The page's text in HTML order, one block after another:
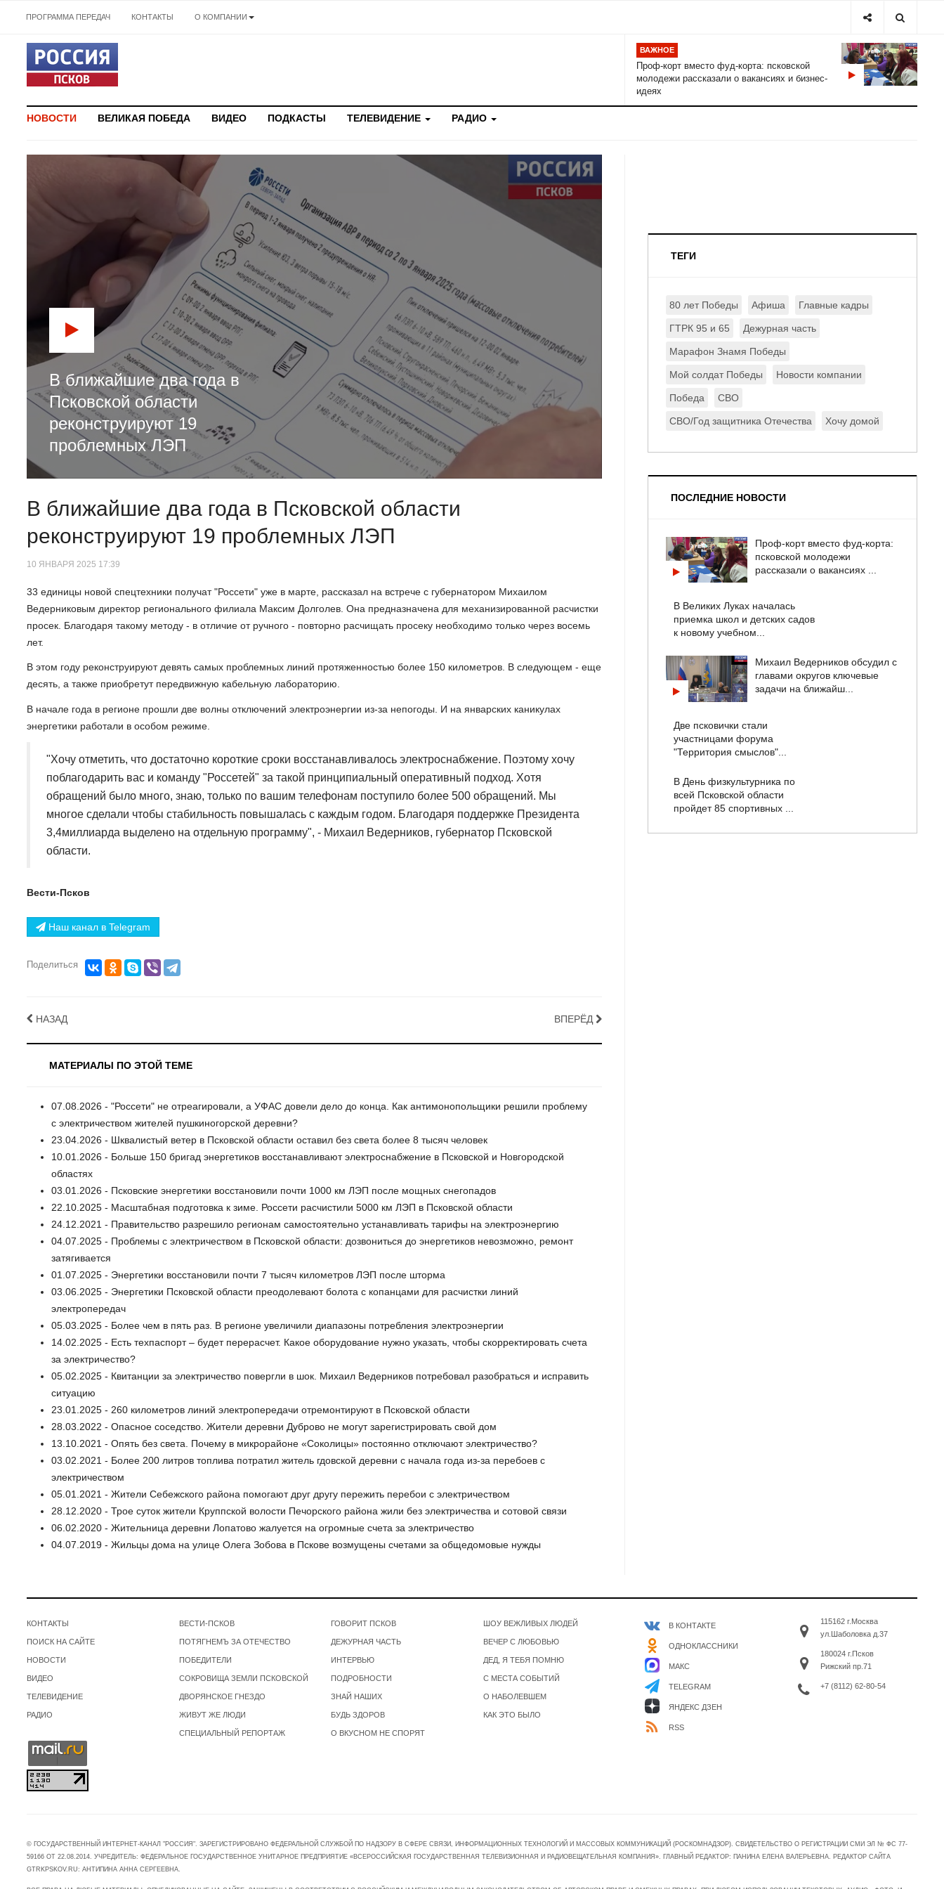
ПРОГРАММА ПЕРЕДАЧ КОНТАКТЫ О КОМПАНИИ
ВАЖНОЕ
Проф-корт вместо фуд-корта: псковской
молодежи рассказали о вакансиях и бизнес-
идеях
НОВОСТИ ВЕЛИКАЯ ПОБЕДА ВИДЕО ПОДКАСТЫ ТЕЛЕВИДЕНИЕ РАДИО
В ближайшие два года в
Псковской области
реконструируют 19
проблемных ЛЭП
В ближайшие два года в Псковской области
реконструируют 19 проблемных ЛЭП
10 ЯНВАРЯ 2025 17:39
33 единицы новой спецтехники получат "Россети" уже в марте, рассказал на встрече с губернатором Михаилом
Ведерниковым директор регионального филиала Максим Долголев. Она предназначена для механизированной расчистки
просек. Благодаря такому методу - в отличие от ручного - повторно расчищать просеку необходимо только через восемь
лет.
В этом году реконструируют девять самых проблемных линий протяженностью более 150 километров. В следующем - еще
десять, а также приобретут передвижную кабельную лабораторию.
В начале года в регионе прошли две волны отключений электроэнергии из-за непогоды. И на январских каникулах
энергетики работали в особом режиме.
"Хочу отметить, что достаточно короткие сроки восстанавливалось электроснабжение. Поэтому хочу
поблагодарить вас и команду "Россетей" за такой принципиальный оперативный подход. Хотя
обращений было много, знаю, только по вашим телефонам поступило более 500 обращений. Мы
многое сделали чтобы стабильность повышалась с каждым годом. Благодаря поддержке Президента
3,4миллиарда выделено на отдельную программу", - Михаил Ведерников, губернатор Псковской
области.
Вести-Псков
Наш канал в Telegram
Поделиться
НАЗАД ВПЕРЁД
МАТЕРИАЛЫ ПО ЭТОЙ ТЕМЕ
07.08.2026 - "Россети" не отреагировали, а УФАС довели дело до конца. Как антимонопольщики решили проблему
с электричеством жителей пушкиногорской деревни?
23.04.2026 - Шквалистый ветер в Псковской области оставил без света более 8 тысяч человек
10.01.2026 - Больше 150 бригад энергетиков восстанавливают электроснабжение в Псковской и Новгородской
областях
03.01.2026 - Псковские энергетики восстановили почти 1000 км ЛЭП после мощных снегопадов
22.10.2025 - Масштабная подготовка к зиме. Россети расчистили 5000 км ЛЭП в Псковской области
24.12.2021 - Правительство разрешило регионам самостоятельно устанавливать тарифы на электроэнергию
04.07.2025 - Проблемы с электричеством в Псковской области: дозвониться до энергетиков невозможно, ремонт
затягивается
01.07.2025 - Энергетики восстановили почти 7 тысяч километров ЛЭП после шторма
03.06.2025 - Энергетики Псковской области преодолевают болота с копанцами для расчистки линий
электропередач
05.03.2025 - Более чем в пять раз. В регионе увеличили диапазоны потребления электроэнергии
14.02.2025 - Есть техпаспорт – будет перерасчет. Какое оборудование нужно указать, чтобы скорректировать счета
за электричество?
05.02.2025 - Квитанции за электричество повергли в шок. Михаил Ведерников потребовал разобраться и исправить
ситуацию
23.01.2025 - 260 километров линий электропередачи отремонтируют в Псковской области
28.03.2022 - Опасное соседство. Жители деревни Дуброво не могут зарегистрировать свой дом
13.10.2021 - Опять без света. Почему в микрорайоне «Соколицы» постоянно отключают электричество?
03.02.2021 - Более 200 литров топлива потратил житель гдовской деревни с начала года из-за перебоев с
электричеством
05.01.2021 - Жители Себежского района помогают друг другу пережить перебои с электричеством
28.12.2020 - Трое суток жители Круппской волости Печорского района жили без электричества и сотовой связи
06.02.2020 - Жительница деревни Лопатово жалуется на огромные счета за электричество
04.07.2019 - Жильцы дома на улице Олега Зобова в Пскове возмущены счетами за общедомовые нужды
ТЕГИ
80 лет Победы Афиша Главные кадры
ГТРК 95 и 65 Дежурная часть
Марафон Знамя Победы
Мой солдат Победы Новости компании
Победа СВО
СВО/Год защитника Отечества Хочу домой
ПОСЛЕДНИЕ НОВОСТИ
Проф-корт вместо фуд-корта:
псковской молодежи
рассказали о вакансиях ...
В Великих Луках началась
приемка школ и детских садов
к новому учебном...
Михаил Ведерников обсудил с
главами округов ключевые
задачи на ближайш...
Две псковички стали
участницами форума
"Территория смыслов"...
В День физкультурника по
всей Псковской области
пройдет 85 спортивных ...
КОНТАКТЫ
ПОИСК НА САЙТЕ
НОВОСТИ
ВИДЕО
ТЕЛЕВИДЕНИЕ
РАДИО
ВЕСТИ-ПСКОВ
ПОТЯГНЕМЪ ЗА ОТЕЧЕСТВО
ПОБЕДИТЕЛИ
СОКРОВИЩА ЗЕМЛИ ПСКОВСКОЙ
ДВОРЯНСКОЕ ГНЕЗДО
ЖИВУТ ЖЕ ЛЮДИ
СПЕЦИАЛЬНЫЙ РЕПОРТАЖ
ГОВОРИТ ПСКОВ
ДЕЖУРНАЯ ЧАСТЬ
ИНТЕРВЬЮ
ПОДРОБНОСТИ
ЗНАЙ НАШИХ
БУДЬ ЗДОРОВ
О ВКУСНОМ НЕ СПОРЯТ
ШОУ ВЕЖЛИВЫХ ЛЮДЕЙ
ВЕЧЕР С ЛЮБОВЬЮ
ДЕД, Я ТЕБЯ ПОМНЮ
С МЕСТА СОБЫТИЙ
О НАБОЛЕВШЕМ
КАК ЭТО БЫЛО
В КОНТАКТЕ
ОДНОКЛАССНИКИ
МАКС
TELEGRAM
ЯНДЕКС ДЗЕН
RSS
115162 г.Москва
ул.Шаболовка д.37
180024 г.Псков
Рижский пр.71
+7 (8112) 62-80-54
© ГОСУДАРСТВЕННЫЙ ИНТЕРНЕТ-КАНАЛ "РОССИЯ". ЗАРЕГИСТРИРОВАНО ФЕДЕРАЛЬНОЙ СЛУЖБОЙ ПО НАДЗОРУ В СФЕРЕ СВЯЗИ, ИНФОРМАЦИОННЫХ ТЕХНОЛОГИЙ И МАССОВЫХ КОММУНИКАЦИЙ (РОСКОМНАДЗОР). СВИДЕТЕЛЬСТВО О РЕГИСТРАЦИИ СМИ ЭЛ № ФС 77-
59166 ОТ 22.08.2014. УЧРЕДИТЕЛЬ: ФЕДЕРАЛЬНОЕ ГОСУДАРСТВЕННОЕ УНИТАРНОЕ ПРЕДПРИЯТИЕ «ВСЕРОССИЙСКАЯ ГОСУДАРСТВЕННАЯ ТЕЛЕВИЗИОННАЯ И РАДИОВЕЩАТЕЛЬНАЯ КОМПАНИЯ». ГЛАВНЫЙ РЕДАКТОР: ПАНИНА ЕЛЕНА ВАЛЕРЬЕВНА. РЕДАКТОР САЙТА
GTRKPSKOV.RU: АНТИПИНА АННА СЕРГЕЕВНА.